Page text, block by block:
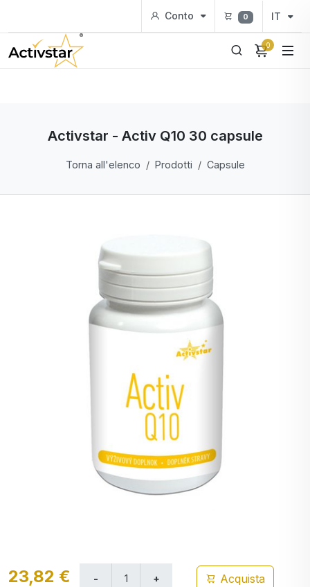
Conto 0 IT
0
Activstar - Activ Q10 30 capsule
Torna all'elenco Prodotti Capsule
23,82 € Acquista